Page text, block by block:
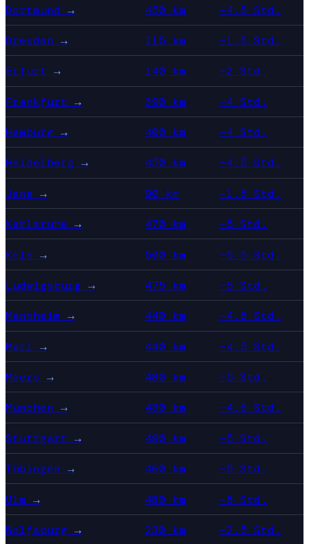
Dortmund → 450 km ~4.5 Std.
Dresden → 115 km ~1.5 Std.
Erfurt → 140 km ~2 Std.
Frankfurt → 390 km ~4 Std.
Hamburg → 400 km ~4 Std.
Heidelberg → 450 km ~4.5 Std.
Jena → 90 km ~1.5 Std.
Karlsruhe → 470 km ~5 Std.
Köln → 500 km ~5.5 Std.
Ludwigsburg → 475 km ~5 Std.
Mannheim → 440 km ~4.5 Std.
Marl → 440 km ~4.5 Std.
Moers → 480 km ~5 Std.
München → 430 km ~4.5 Std.
Stuttgart → 490 km ~5 Std.
Tübingen → 460 km ~5 Std.
Ulm → 480 km ~5 Std.
Wolfsburg → 230 km ~2.5 Std.